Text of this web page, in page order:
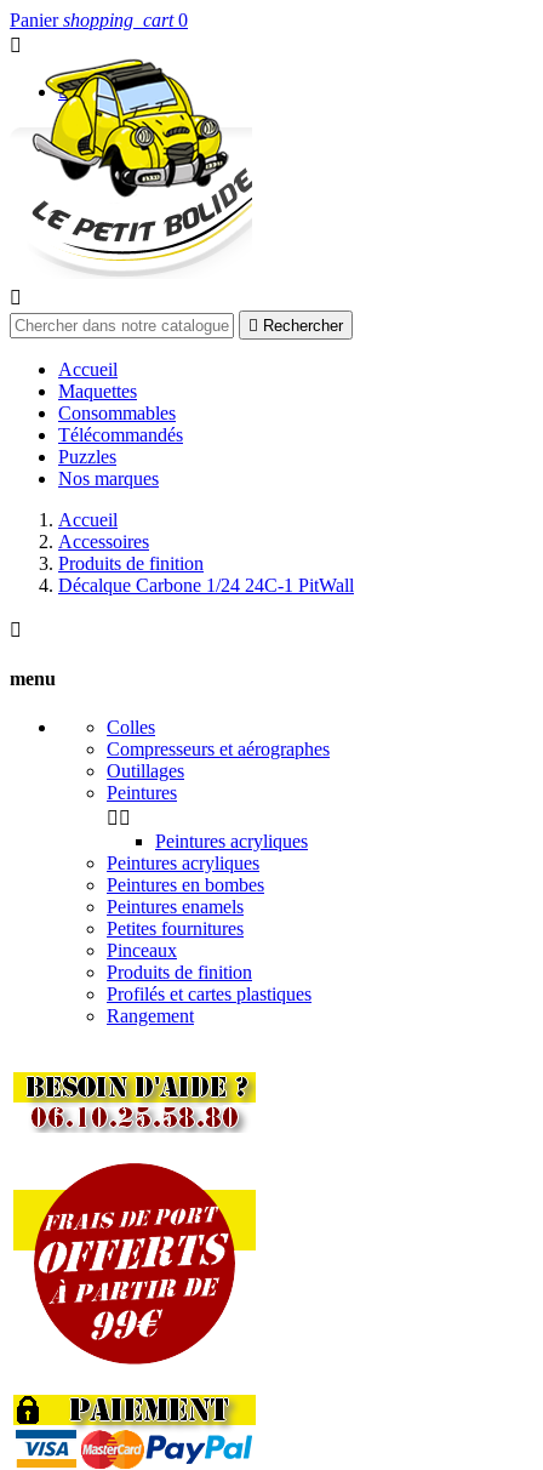
Panier shopping_cart 0

 Connexion

 Rechercher
Accueil
Maquettes
Consommables
Télécommandés
Puzzles
Nos marques
Accueil
Accessoires
Produits de finition
Décalque Carbone 1/24 24C-1 PitWall

menu
Colles
Compresseurs et aérographes
Outillages
Peintures
 
Peintures acryliques
Peintures acryliques
Peintures en bombes
Peintures enamels
Petites fournitures
Pinceaux
Produits de finition
Profilés et cartes plastiques
Rangement